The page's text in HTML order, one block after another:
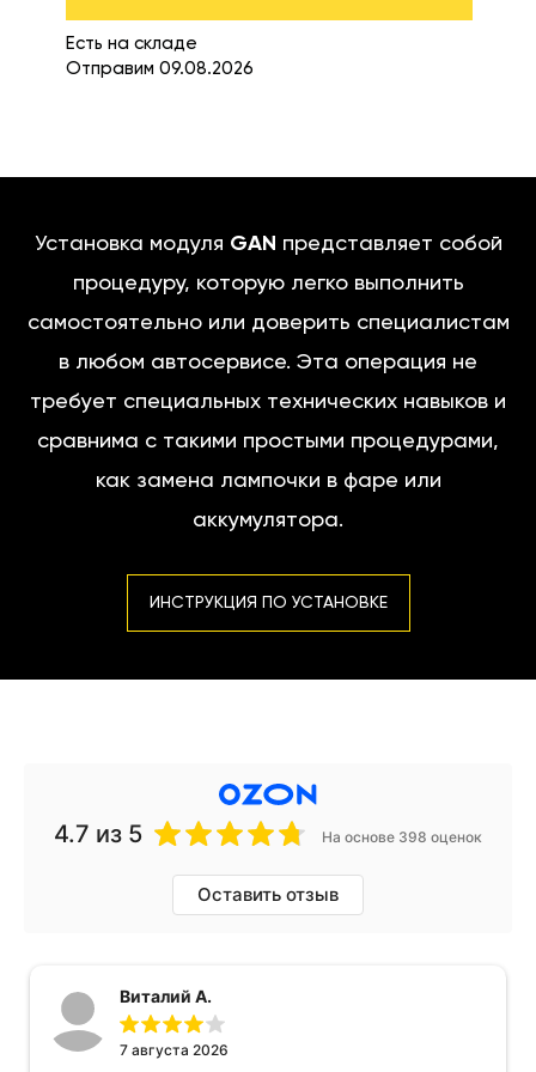
Есть на складе
Отправим 09.08.2026
Установка модуля GAN представляет собой
процедуру, которую легко выполнить
самостоятельно или доверить специалистам
в любом автосервисе. Эта операция не
требует специальных технических навыков и
сравнима с такими простыми процедурами,
как замена лампочки в фаре или
аккумулятора.
ИНСТРУКЦИЯ ПО УСТАНОВКЕ
4.7 из 5 На основе 398 оценок
Оставить отзыв
Виталий А.
7 августа 2026